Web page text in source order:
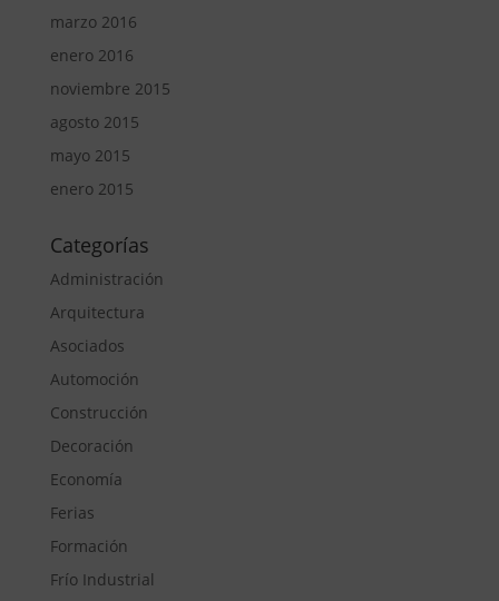
marzo 2016
enero 2016
noviembre 2015
agosto 2015
mayo 2015
enero 2015
Categorías
Administración
Arquitectura
Asociados
Automoción
Construcción
Decoración
Economía
Ferias
Formación
Frío Industrial